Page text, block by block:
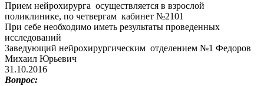
Прием нейрохирурга осуществляется в взрослой
поликлинике, по четвергам кабинет №2101
При себе необходимо иметь результаты проведенных
исследований
Заведующий нейрохирургическим отделением №1 Федоров
Михаил Юрьевич
31.10.2016
Вопрос: